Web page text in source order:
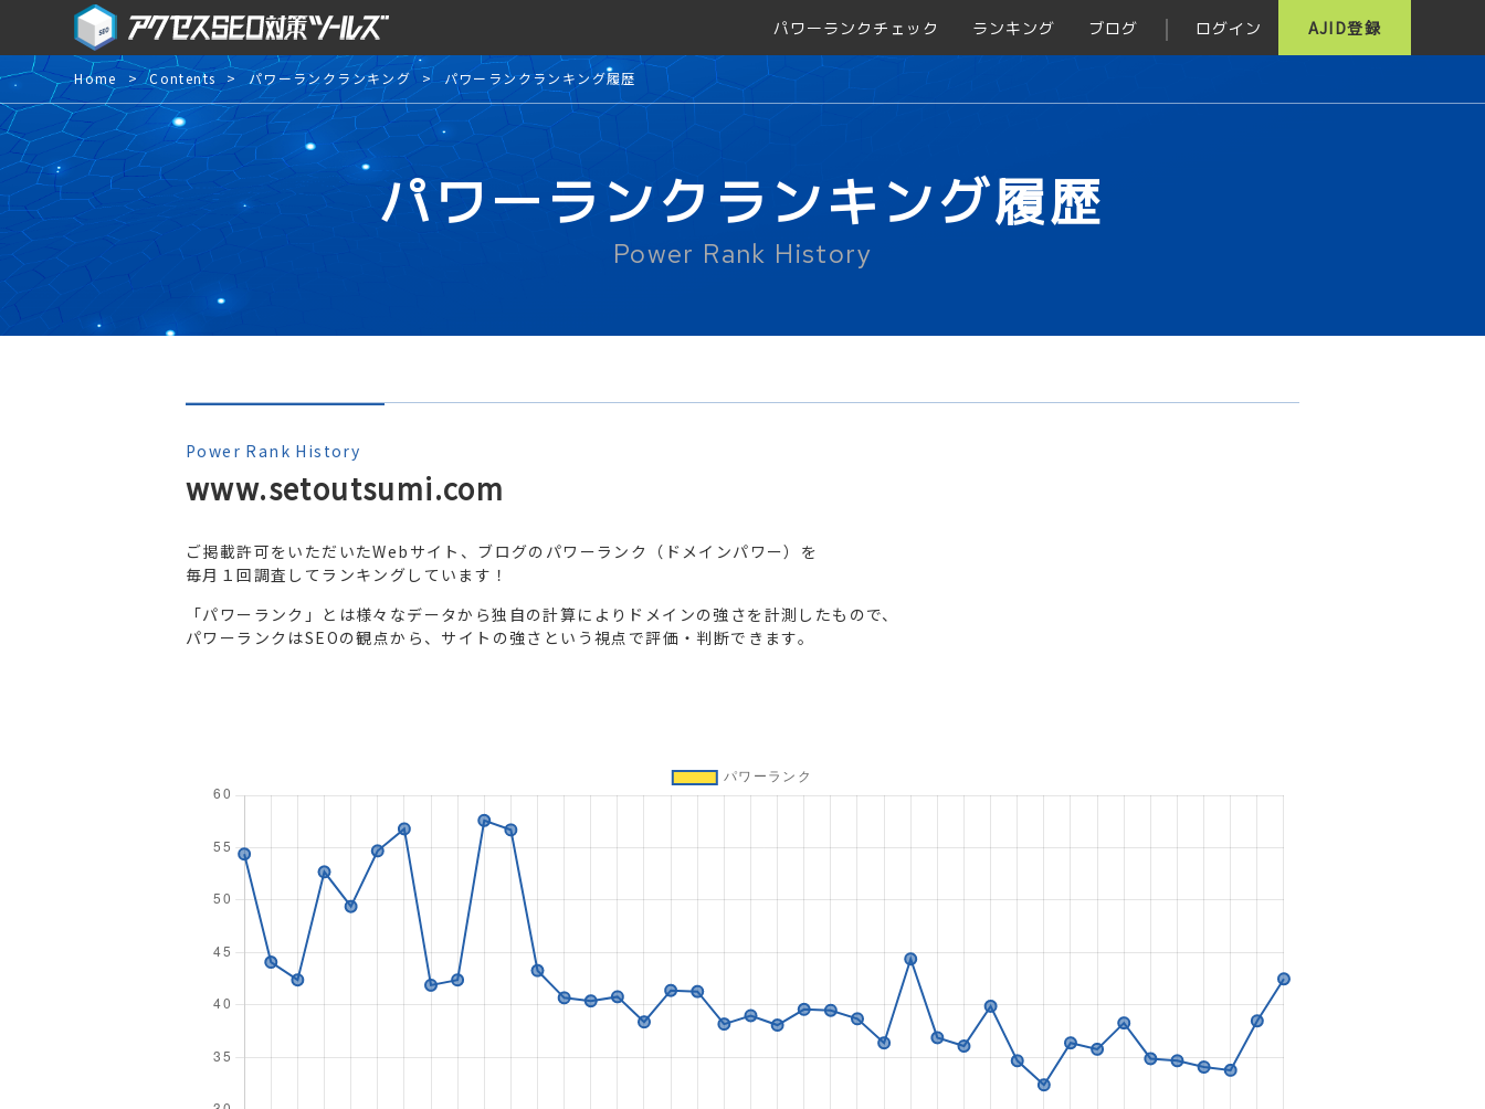
パワーランクチェック ランキング ブログ ログイン AJID登録
Home Contents パワーランクランキング パワーランクランキング履歴
パワーランクランキング履歴
Power Rank History
Power Rank History
www.setoutsumi.com
ご掲載許可をいただいたWebサイト、ブログのパワーランク（ドメインパワー）を
毎月１回調査してランキングしています！
「パワーランク」とは様々なデータから独自の計算によりドメインの強さを計測したもので、
パワーランクはSEOの観点から、サイトの強さという視点で評価・判断できます。